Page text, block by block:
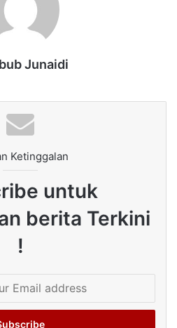
Junaidi
Ketinggalan
untuk
berita Terkini
!